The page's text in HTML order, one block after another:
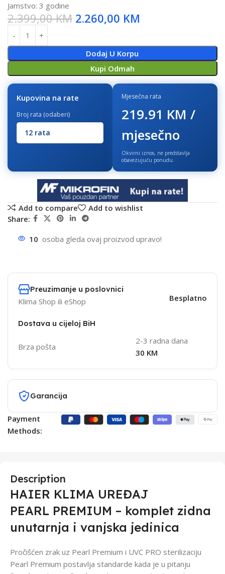
Jamstvo: 3 godine
2.399,00KM 2.260,00 KM
Dodaj U Korpu
Kupi Odmah
Kupovina na rate
Broj rata (odaberi)
Mjesečna rata
219.91 KM /
mjesečno
Okvirni iznos, ne predstavlja
obavezujuću ponudu.
Add to compare
Add to wishlist
Share:
10 osoba gleda ovaj proizvod upravo!
Preuzimanje u poslovnici
Klima Shop ili eShop Besplatno
Dostava u cijeloj BiH
Brza pošta
2-3 radna dana
30 KM
Garancija
Payment
Methods:
Description
HAIER KLIMA UREĐAJ
PEARL PREMIUM – komplet zidna
unutarnja i vanjska jedinica
Pročišćen zrak uz Pearl Premium i UVC PRO sterilizaciju
Pearl Premium postavlja standarde kada je u pitanju